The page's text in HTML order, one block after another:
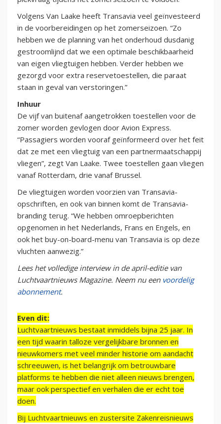
Volgens Van Laake heeft Transavia veel geïnvesteerd
in de voorbereidingen op het zomerseizoen. “Zo
hebben we de planning van het onderhoud dusdanig
gestroomlijnd dat we een optimale beschikbaarheid
van eigen vliegtuigen hebben. Verder hebben we
gezorgd voor extra reservetoestellen, die paraat
staan in geval van verstoringen.”
Inhuur
De vijf van buitenaf aangetrokken toestellen voor de
zomer worden gevlogen door Avion Express.
“Passagiers worden vooraf geïnformeerd over het feit
dat ze met een vliegtuig van een partnermaatschappij
vliegen”, zegt Van Laake. Twee toestellen gaan vliegen
vanaf Rotterdam, drie vanaf Brussel.
De vliegtuigen worden voorzien van Transavia-
opschriften, en ook van binnen komt de Transavia-
branding terug. “We hebben omroepberichten
opgenomen in het Nederlands, Frans en Engels, en
ook het buy-on-board-menu van Transavia is op deze
vluchten aanwezig.”
Lees het volledige interview in de april-editie van
Luchtvaartnieuws Magazine. Neem nu een voordelig
abonnement.
Even dit:
Luchtvaartnieuws bestaat inmiddels bijna 25 jaar. In
een tijd waarin talloze vergelijkbare bronnen en
nieuwkomers met veel minder historie om aandacht
schreeuwen, is het belangrijk om betrouwbare
platforms te hebben die niet alleen nieuws brengen,
maar ook perspectief en verhalen die er echt toe
doen.
Bij Luchtvaartnieuws en zustersite Zakenreisnieuws